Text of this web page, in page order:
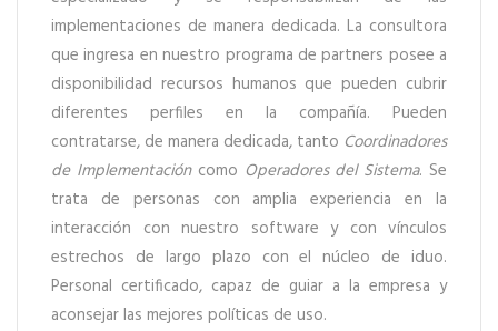
implementaciones de manera dedicada. La consultora
que ingresa en nuestro programa de partners posee a
disponibilidad recursos humanos que pueden cubrir
diferentes perfiles en la compañía. Pueden
contratarse, de manera dedicada, tanto Coordinadores
de Implementacióncomo Operadores del Sistema. Se
trata de personas con amplia experiencia en la
interacción con nuestro software y con vínculos
estrechos de largo plazo con el núcleo de iduo.
Personal certificado, capaz de guiar a la empresa y
aconsejar las mejores políticas de uso.